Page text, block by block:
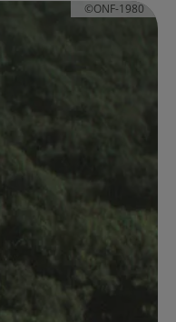
©ONF-1980